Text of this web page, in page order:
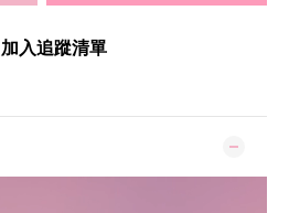
加入追蹤清單